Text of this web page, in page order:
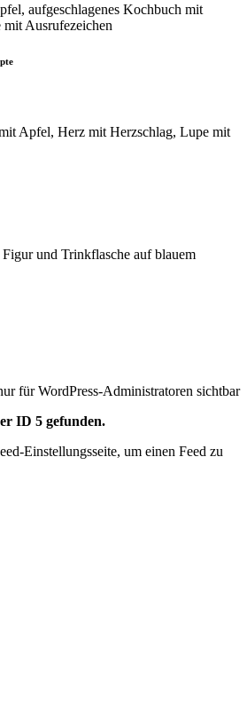
für WordPress-Administratoren sichtbar
ID 5 gefunden.
Einstellungsseite, um einen Feed zu